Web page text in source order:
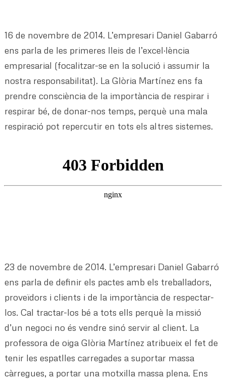
16 de novembre de 2014. L’empresari Daniel Gabarró
ens parla de les primeres lleis de l’excel·lència
empresarial (focalitzar-se en la solució i assumir la
nostra responsabilitat). La Glòria Martínez ens fa
prendre consciència de la importància de respirar i
respirar bé, de donar-nos temps, perquè una mala
respiració pot repercutir en tots els altres sistemes.
23 de novembre de 2014. L’empresari Daniel Gabarró
ens parla de definir els pactes amb els treballadors,
proveïdors i clients i de la importància de respectar-
los. Cal tractar-los bé a tots ells perquè la missió
d’un negoci no és vendre sinó servir al client. La
professora de oiga Glòria Martínez atribueix el fet de
tenir les espatlles carregades a suportar massa
càrregues, a portar una motxilla massa plena. Ens